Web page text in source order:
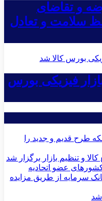
و تقاضای
سلامت و تعادل
فیزیکی بورس
طرح قدیم و جدید را
و تنظیم بازار برگزار شد
عضو اتحادیه
سرمایه از طریق مزایده